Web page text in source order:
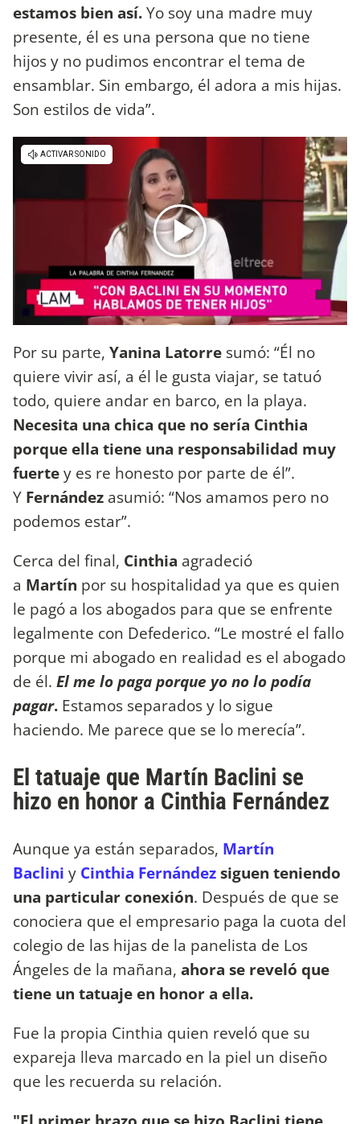
estamos bien así.Yo soy una madre muy
presente, él es una persona que no tiene
hijos y no pudimos encontrar el tema de
ensamblar. Sin embargo, él adora a mis hijas.
Son estilos de vida”.
Por su parte, Yanina Latorre sumó: “Él no
quiere vivir así, a él le gusta viajar, se tatuó
todo, quiere andar en barco, en la playa.
Necesita una chica que no sería Cinthia
porque ella tiene una responsabilidad muy
fuertey es re honesto por parte de él”.
Y Fernández asumió: “Nos amamos pero no
podemos estar”.
Cerca del final, Cinthia agradeció
a Martín por su hospitalidad ya que es quien
le pagó a los abogados para que se enfrente
legalmente con Defederico. “Le mostré el fallo
porque mi abogado en realidad es el abogado
de él. El me lo paga porque yo no lo podía
pagar. Estamos separados y lo sigue
haciendo. Me parece que se lo merecía”.
El tatuaje que Martín Baclini se
hizo en honor a Cinthia Fernández
Aunque ya están separados, Martín
Baclini y Cinthia Fernándezsiguen teniendo
una particular conexión. Después de que se
conociera que el empresario paga la cuota del
colegio de las hijas de la panelista de Los
Ángeles de la mañana, ahora se reveló que
tiene un tatuaje en honor a ella.
Fue la propia Cinthia quien reveló que su
expareja lleva marcado en la piel un diseño
que les recuerda su relación.